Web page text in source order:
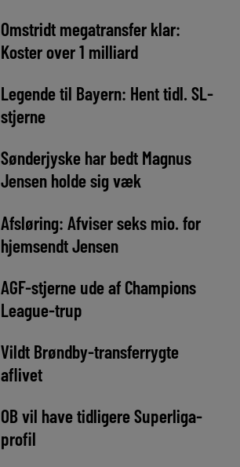
Omstridt megatransfer klar:
Koster over 1 milliard
Legende til Bayern: Hent tidl. SL-
stjerne
Sønderjyske har bedt Magnus
Jensen holde sig væk
Afsløring: Afviser seks mio. for
hjemsendt Jensen
AGF-stjerne ude af Champions
League-trup
Vildt Brøndby-transferrygte
aflivet
OB vil have tidligere Superliga-
profil